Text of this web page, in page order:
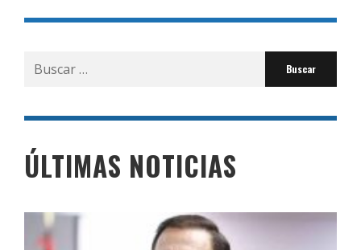
Buscar
por:
ÚLTIMAS NOTICIAS